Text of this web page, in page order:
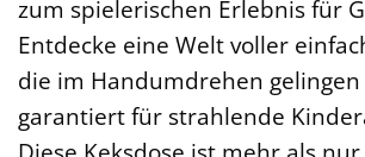
zum spielerischen Erlebnis für
Entdecke eine Welt voller
die im Handumdrehen
garantiert für strahlende